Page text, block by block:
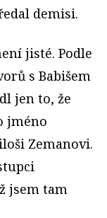
demisi.
jisté. Podle
s Babišem
jen to, že
jméno
Zemanovi.
jsem tam